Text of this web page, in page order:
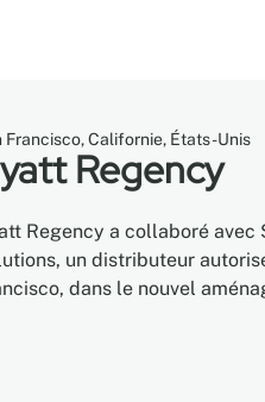
Francisco, Californie, États-Unis
Regency
Regency a collaboré avec
un distributeur
dans le nouvel